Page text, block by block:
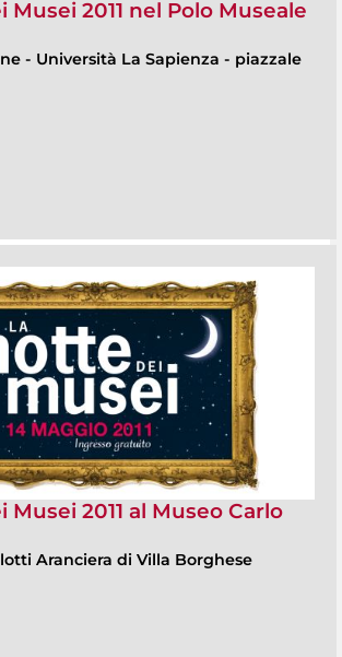
Musei 2011 nel Polo Museale
- Università La Sapienza - piazzale
Musei 2011 al Museo Carlo
Aranciera di Villa Borghese